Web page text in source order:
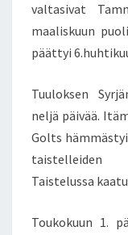
valtasivat
maaliskuun
päättyi
Tuuloksen
neljä päivää.
Golts
taistelleiden
Taistelussa
Toukokuun 1.